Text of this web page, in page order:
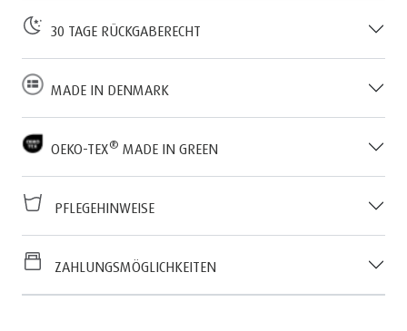
30 TAGE RÜCKGABERECHT
MADE IN DENMARK
OEKO-TEX® MADE IN GREEN
PFLEGEHINWEISE
ZAHLUNGSMÖGLICHKEITEN